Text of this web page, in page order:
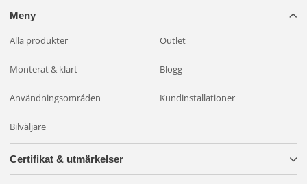
Meny
Alla produkter Outlet
Monterat & klart Blogg
Användningsområden Kundinstallationer
Bilväljare
Certifikat & utmärkelser